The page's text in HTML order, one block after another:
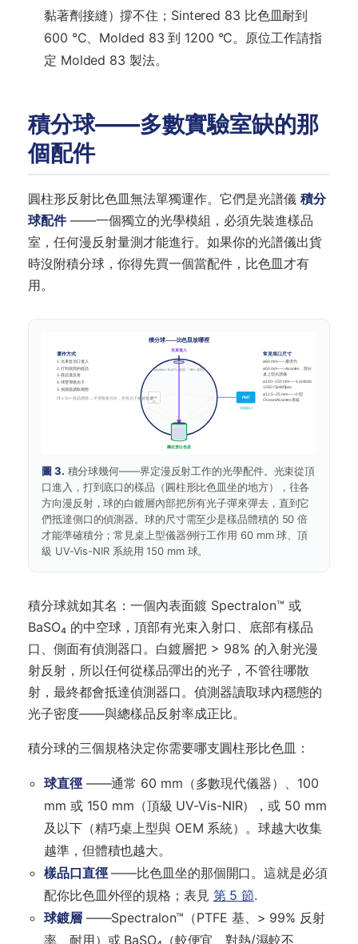
黏著劑接縫）撐不住；Sintered 83 比色皿耐到
600 °C、Molded 83 到 1200 °C。原位工作請指
定 Molded 83 製法。
積分球——多數實驗室缺的那
個配件
圓柱形反射比色皿無法單獨運作。它們是光譜儀 積分
球配件——一個獨立的光學模組，必須先裝進樣品
室，任何漫反射量測才能進行。如果你的光譜儀出貨
時沒附積分球，你得先買一個當配件，比色皿才有
用。
積分球——比色皿放哪裡
Spectralon / BaSO₄ 鍍層 · > 98% 漫射白
光束進入
圓柱形比色皿
參考
白
PMT
偵測器口
運作方式
1. 光束從頂口進入
2. 打到底部的樣品
3. 樣品漫反射
4. 球壁彈跳光子
5. 偵測器讀取穩態
球 ≥ 50× 樣品體積 → 不管散射方向，所有光子都被收集
常見埠口尺寸
⌀60 mm——最現代
⌀50 mm——Avantes、部分
桌上型光譜儀
⌀100–150 mm——Lambda
1050 / SolidSpec
⌀12.5–25 mm——小型
Ocean/Avantes 系統
圖 3. 積分球幾何——界定漫反射工作的光學配件。光束從頂
口進入，打到底口的樣品（圓柱形比色皿坐的地方），往各
方向漫反射，球的白鍍層內部把所有光子彈來彈去，直到它
們抵達側口的偵測器。球的尺寸需至少是樣品體積的 50 倍
才能準確積分；常見桌上型儀器例行工作用 60 mm 球、頂
級 UV-Vis-NIR 系統用 150 mm 球。
積分球就如其名：一個內表面鍍 Spectralon™ 或
BaSO₄ 的中空球，頂部有光束入射口、底部有樣品
口、側面有偵測器口。白鍍層把 > 98% 的入射光漫
射反射，所以任何從樣品彈出的光子，不管往哪散
射，最終都會抵達偵測器口。偵測器讀取球內穩態的
光子密度——與總樣品反射率成正比。
積分球的三個規格決定你需要哪支圓柱形比色皿：
球直徑——通常 60 mm（多數現代儀器）、100
mm 或 150 mm（頂級 UV-Vis-NIR），或 50 mm
及以下（精巧桌上型與 OEM 系統）。球越大收集
越準，但體積也越大。
樣品口直徑——比色皿坐的那個開口。這就是必須
配你比色皿外徑的規格；表見 第 5 節.
球鍍層——Spectralon™（PTFE 基、> 99% 反射
率、耐用）或 BaSO₄（較便宜、對熱/濕較不